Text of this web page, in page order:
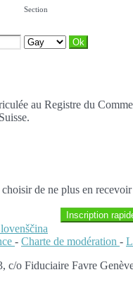
Section
au Registre du
de ne plus en
Inscription
- Charte de modération -
o Fiduciaire Favre